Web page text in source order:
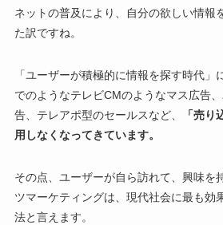
ネットの普及により、自分の欲しい情報
た訳ですね。
「ユーザーが積極的に情報を探す時代」
でのようなテレビCMのようなマス広告
告、テレアポ型のセールスなど、
「売
用しなくなってきています。
その点、ユーザーが自ら訪れて、興味を
ツマーケティングは、現代社会に最も効
法と言えます。